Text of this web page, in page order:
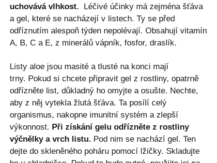
uchovává vlhkost.
Léčivé účinky má zejména šťáva
a gel, které se nacházejí v listech. Ty se před
odříznutím alespoň týden nepolévají. Obsahují vitamín
A, B, C a E, z minerálů vápník, fosfor, draslík.
Listy aloe jsou masité a tlusté na konci mají
trny. Pokud si chcete připravit gel z rostliny, opatrně
odřízněte list, důkladný ho omyjte a osušte. Nechte,
aby z něj vytekla žlutá šťáva. Ta posílí celý
organismus, nakopne imunitní systém a zlepší
výkonnost. Při získání gelu odřízněte z rostliny
výčnělky a vrch listu. Pod nim se nachází gel. Ten
dejte do skleněného poháru pomocí lžičky. Skladujte